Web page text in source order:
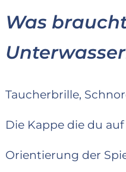
Was
Taucherbrille,
Die Kappe die du
Orientierung der